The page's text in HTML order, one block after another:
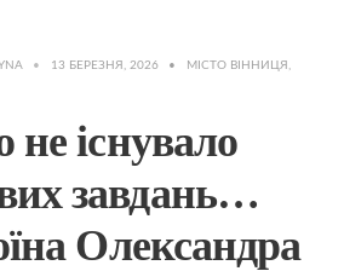
• 13 БЕРЕЗНЯ, 2026 • МІСТО ВІННИЦЯ ,
не існувало
завдань…
Олександра